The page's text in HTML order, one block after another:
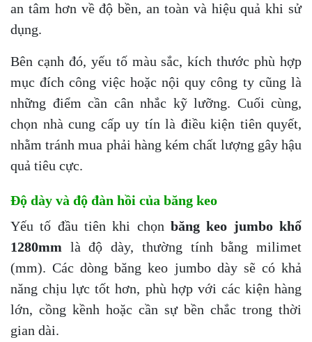
an tâm hơn về độ bền, an toàn và hiệu quả khi sử
dụng.
Bên cạnh đó, yếu tố màu sắc, kích thước phù hợp
mục đích công việc hoặc nội quy công ty cũng là
những điểm cần cân nhắc kỹ lưỡng. Cuối cùng,
chọn nhà cung cấp uy tín là điều kiện tiên quyết,
nhằm tránh mua phải hàng kém chất lượng gây hậu
quả tiêu cực.
Độ dày và độ đàn hồi của băng keo
Yếu tố đầu tiên khi chọn băng keo jumbo khổ
1280mm là độ dày, thường tính bằng milimet
(mm). Các dòng băng keo jumbo dày sẽ có khả
năng chịu lực tốt hơn, phù hợp với các kiện hàng
lớn, cồng kềnh hoặc cần sự bền chắc trong thời
gian dài.